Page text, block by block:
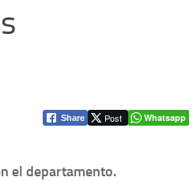
Share Post Whatsapp
el departamento.